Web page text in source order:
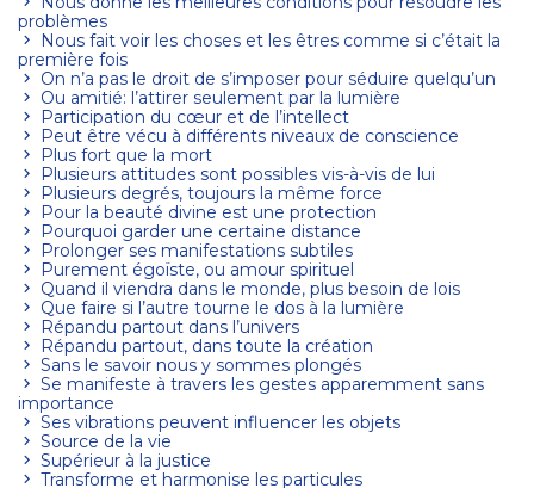
problèmes
première fois
On n’a pas le droit de s’imposer pour séduire quelqu’un
Ou amitié: l’attirer seulement par la lumière
Participation du cœur et de l’intellect
Peut être vécu à différents niveaux de conscience
Plus fort que la mort
Plusieurs attitudes sont possibles vis-à-vis de lui
Plusieurs degrés, toujours la même force
Pour la beauté divine est une protection
Pourquoi garder une certaine distance
Prolonger ses manifestations subtiles
Purement égoïste, ou amour spirituel
Quand il viendra dans le monde, plus besoin de lois
Que faire si l’autre tourne le dos à la lumière
Répandu partout dans l’univers
Répandu partout, dans toute la création
Sans le savoir nous y sommes plongés
importance
Ses vibrations peuvent influencer les objets
Source de la vie
Supérieur à la justice
Transforme et harmonise les particules